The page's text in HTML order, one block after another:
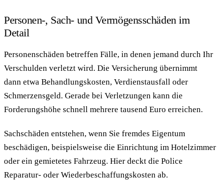
Personen-, Sach- und Vermögensschäden im
Detail
Personenschäden betreffen Fälle, in denen jemand durch Ihr
Verschulden verletzt wird. Die Versicherung übernimmt
dann etwa Behandlungskosten, Verdienstausfall oder
Schmerzensgeld. Gerade bei Verletzungen kann die
Forderungshöhe schnell mehrere tausend Euro erreichen.
Sachschäden entstehen, wenn Sie fremdes Eigentum
beschädigen, beispielsweise die Einrichtung im Hotelzimmer
oder ein gemietetes Fahrzeug. Hier deckt die Police
Reparatur- oder Wiederbeschaffungskosten ab.